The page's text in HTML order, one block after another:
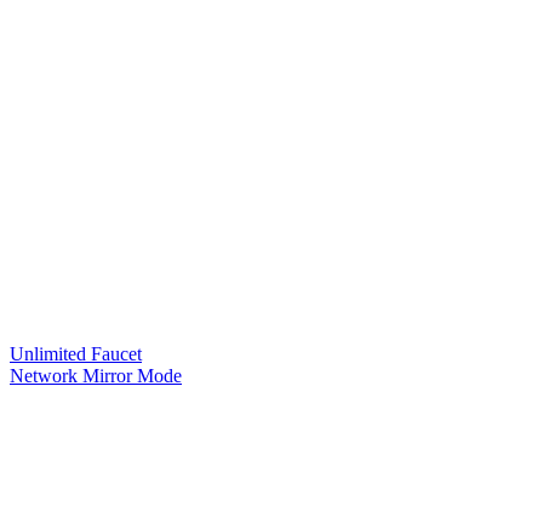
Unlimited Faucet
Network Mirror Mode